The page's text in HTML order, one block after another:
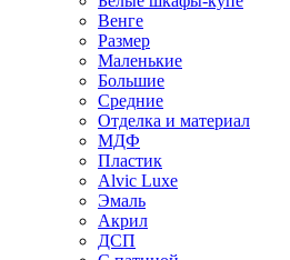
Венге
Размер
Маленькие
Большие
Средние
Отделка и материал
МДФ
Пластик
Alvic Luxe
Эмаль
Акрил
ДСП